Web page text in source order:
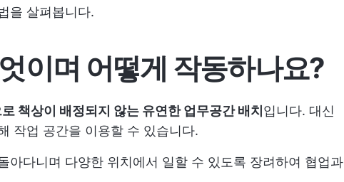
을 살펴봅니다.
이며 어떻게 작동하나요?
책상이 배정되지 않는 유연한 업무공간 배치 입니다. 대신
작업 공간을 이용할 수 있습니다.
아다니며 다양한 위치에서 일할 수 있도록 장려하여 협업과